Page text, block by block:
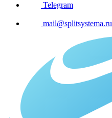
Telegram
mail@splitsystema.ru